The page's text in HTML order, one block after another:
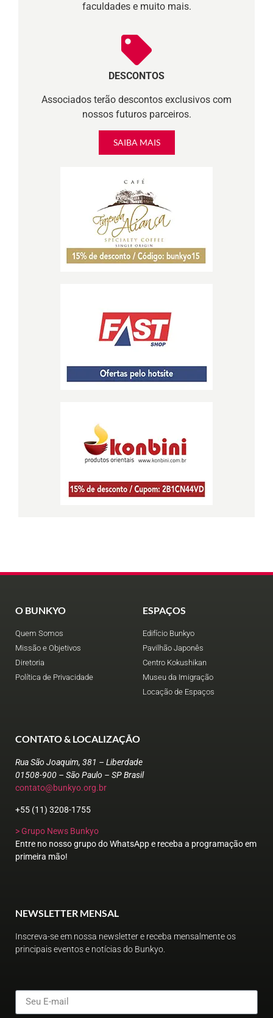
faculdades e muito mais.
DESCONTOS
Associados terão descontos exclusivos com
nossos futuros parceiros.
SAIBA MAIS
O BUNKYO
Quem Somos
Missão e Objetivos
Diretoria
Política de Privacidade
ESPAÇOS
Edifício Bunkyo
Pavilhão Japonês
Centro Kokushikan
Museu da Imigração
Locação de Espaços
CONTATO & LOCALIZAÇÃO
Rua São Joaquim, 381 – Liberdade
01508-900 – São Paulo – SP Brasil
contato@bunkyo.org.br
+55 (11) 3208-1755
> Grupo News Bunkyo
Entre no nosso grupo do WhatsApp e receba a programação em
primeira mão!
NEWSLETTER MENSAL
Inscreva-se em nossa newsletter e receba mensalmente os
principais eventos e notícias do Bunkyo.